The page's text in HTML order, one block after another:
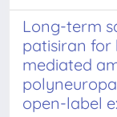
Long-term
patisiran
mediated
open-label